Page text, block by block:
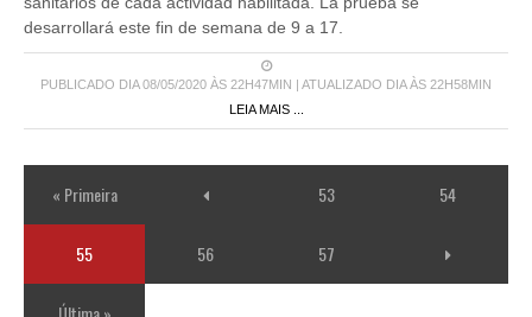
PUBLICADO DIA 08/05/2020 ÀS 22H47MIN | ATUALIZADO DIA ÀS 22H58MIN
LEIA MAIS ...
« Primeira 53 54
55
Última »